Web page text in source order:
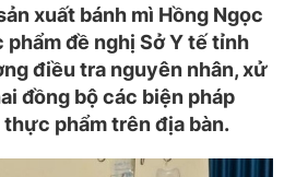
xuất bánh mì Hồng Ngọc
đề nghị Sở Y tế tỉnh
điều tra nguyên nhân, xử
đồng bộ các biện pháp
phẩm trên địa bàn.